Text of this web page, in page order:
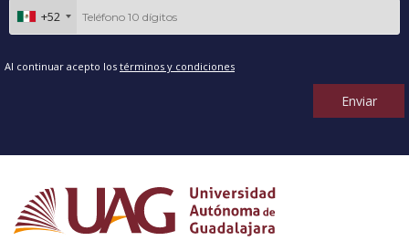
+52
Al continuar acepto los términos y condiciones
Enviar